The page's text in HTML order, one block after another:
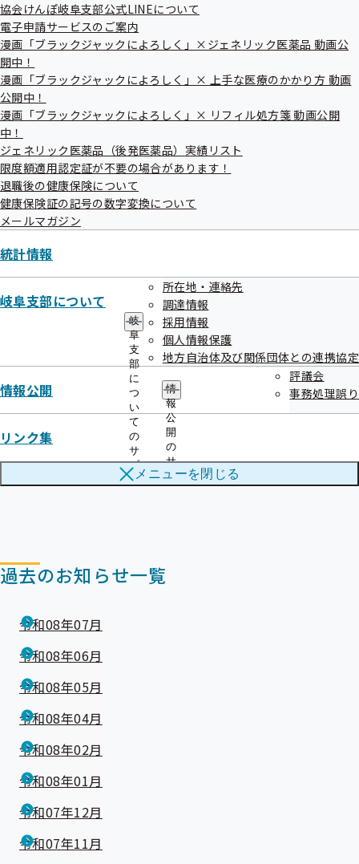
協会けんぽ岐阜支部公式LINEについて
電子申請サービスのご案内
漫画「ブラックジャックによろしく」×ジェネリック医薬品 動画公
開中！
漫画「ブラックジャックによろしく」× 上手な医療のかかり方 動画
公開中！
漫画「ブラックジャックによろしく」× リフィル処方箋 動画公開
中！
ジェネリック医薬品（後発医薬品）実績リスト
限度額適用認定証が不要の場合があります！
退職後の健康保険について
健康保険証の記号の数字変換について
メールマガジン
統計情報
岐阜支部について
岐
阜
支
部
に
つ
い
て
の
サ
ブ
メ
所在地・連絡先
調達情報
採用情報
個人情報保護
地方自治体及び関係団体との連携協定
情報公開
情
報
公
開
の
サ
ブ
メ
評議会
事務処理誤り
リンク集
メニューを閉じる
令和08年01月13日
コミュニケーションロゴ・タグライン導入のお知らせ
令和08年01月13日
健康宣言事業所一覧を更新しました
協会けんぽだより（令和8年1月号）を掲載しました
令和08年01月13日
メールマガジンバックナンバーを掲載しました
令和08年01月09日
被扶養者状況リスト（被扶養者資格の再確認）提出にかかる
架電業務の外部委託について
2026（令和8）年度政府予算案を踏まえた収支見込みについ
て（概要）
令和08年01月05日
令和7年度 第3回岐阜支部評議会を開催します
過去のお知らせ一覧
令和08年07月
令和08年06月
令和08年05月
令和08年04月
令和08年02月
令和08年01月
令和07年12月
令和07年11月